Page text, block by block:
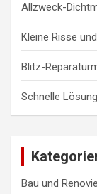
Allzweck-
Kleine Risse
Blitz-
Schnelle
Bau und